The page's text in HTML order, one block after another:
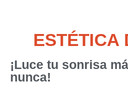
ESTÉTICA
¡Luce tu sonrisa
nunca!